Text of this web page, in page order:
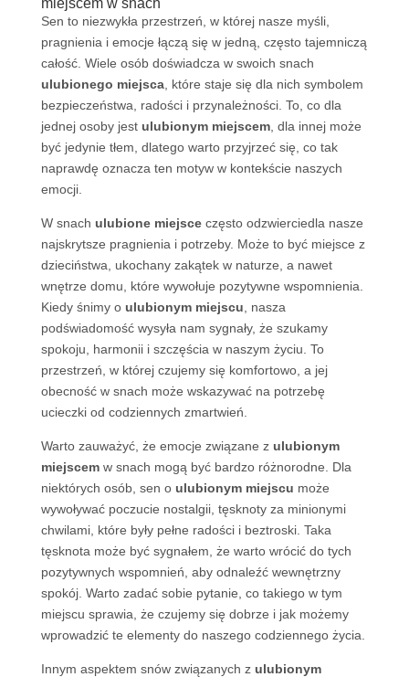
miejscem w snach
Sen to niezwykła przestrzeń, w której nasze myśli,
pragnienia i emocje łączą się w jedną, często tajemniczą
całość. Wiele osób doświadcza w swoich snach
ulubionego miejsca, które staje się dla nich symbolem
bezpieczeństwa, radości i przynależności. To, co dla
jednej osoby jest ulubionym miejscem, dla innej może
być jedynie tłem, dlatego warto przyjrzeć się, co tak
naprawdę oznacza ten motyw w kontekście naszych
emocji.
W snach ulubione miejsceczęsto odzwierciedla nasze
najskrytsze pragnienia i potrzeby. Może to być miejsce z
dzieciństwa, ukochany zakątek w naturze, a nawet
wnętrze domu, które wywołuje pozytywne wspomnienia.
Kiedy śnimy o ulubionym miejscu , nasza
podświadomość wysyła nam sygnały, że szukamy
spokoju, harmonii i szczęścia w naszym życiu. To
przestrzeń, w której czujemy się komfortowo, a jej
obecność w snach może wskazywać na potrzebę
ucieczki od codziennych zmartwień.
Warto zauważyć, że emocje związane z ulubionym
miejscemw snach mogą być bardzo różnorodne. Dla
niektórych osób, sen o ulubionym miejscu może
wywoływać poczucie nostalgii, tęsknoty za minionymi
chwilami, które były pełne radości i beztroski. Taka
tęsknota może być sygnałem, że warto wrócić do tych
pozytywnych wspomnień, aby odnaleźć wewnętrzny
spokój. Warto zadać sobie pytanie, co takiego w tym
miejscu sprawia, że czujemy się dobrze i jak możemy
wprowadzić te elementy do naszego codziennego życia.
Innym aspektem snów związanych z ulubionym